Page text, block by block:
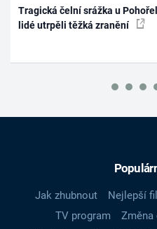
Tragická čelní srážka u
lidé utrpěli těžká zranění
Jak zhubnout Nejlepší
TV program
Změna